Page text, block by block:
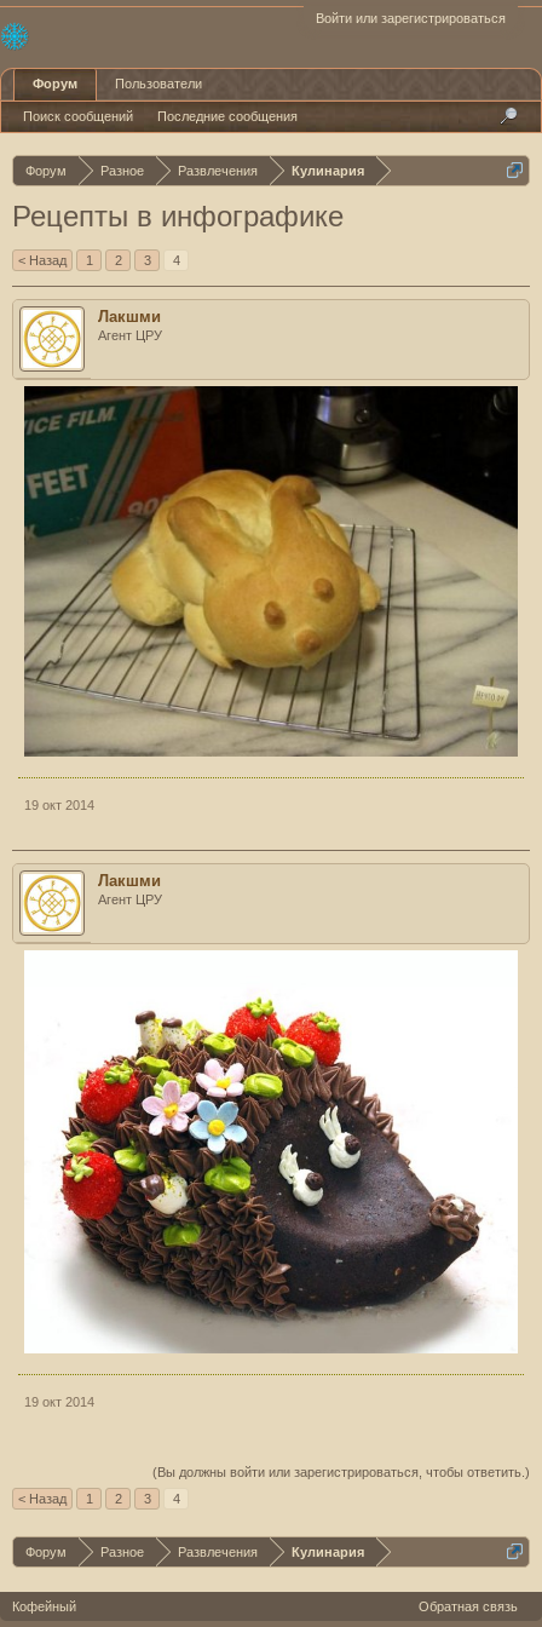
Войти или зарегистрироваться
Форум Разное Развлечения Кулинария
Рецепты в инфографике
< Назад 1 2 3 4
Лакшми
Агент ЦРУ
19 окт 2014
Лакшми
Агент ЦРУ
19 окт 2014
(Вы должны войти или зарегистрироваться, чтобы ответить.)
< Назад
1 2 3 4
Форум Разное Развлечения Кулинария
Форум
Поиск сообщений Последние сообщения
Пользователи
Кофейный Обратная связь